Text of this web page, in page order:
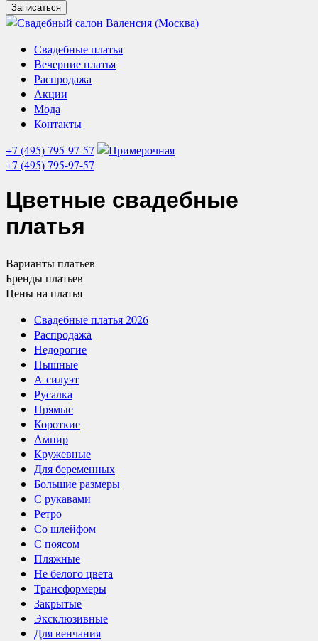
Записаться
Свадебные платья
Вечерние платья
Распродажа
Акции
Мода
Контакты
+7 (495) 795-97-57
+7 (495) 795-97-57
Цветные свадебные
платья
Вариантыплатьев
Брендыплатьев
Ценына платья
Свадебные платья 2026
Распродажа
Недорогие
Пышные
А-силуэт
Русалка
Прямые
Короткие
Ампир
Кружевные
Для беременных
Большие размеры
С рукавами
Ретро
Со шлейфом
С поясом
Пляжные
Не белого цвета
Трансформеры
Закрытые
Эксклюзивные
Для венчания